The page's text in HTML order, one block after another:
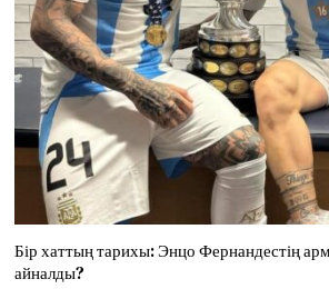
Бір хаттың тарихы: Энцо Фернандестің
айналды?